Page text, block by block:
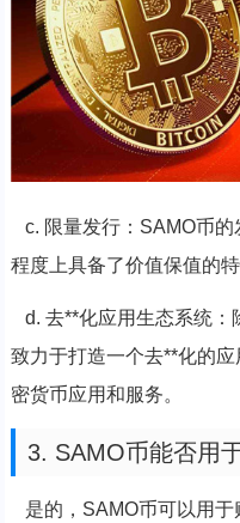
c. 限量发行：SAMO币
程度上具备了价值保值的特
d. 去**化应用生态系统：
致力于打造一个去**化的
密货币应用和服务。
3. SAMO币能否用
是的，SAMO币可以用于